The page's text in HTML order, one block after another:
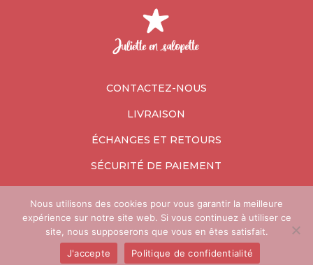
CONTACTEZ-NOUS
LIVRAISON
ÉCHANGES ET RETOURS
SÉCURITÉ DE PAIEMENT
Mentions légales / Conditions générales de vente
Nous utilisons des cookies pour vous garantir la meilleure
expérience sur notre site web. Si vous continuez à utiliser ce
site, nous supposerons que vous en êtes satisfait.
J'accepte
Politique de confidentialité